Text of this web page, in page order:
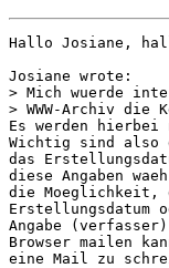
Hallo Josiane,
Josiane wrote:
> Mich wuerde
> WWW-Archiv
Es werden hierbei
Wichtig sind also
das
diese Angaben
die Moeglichkeit,
Angabe
Browser mailen
eine Mail zu